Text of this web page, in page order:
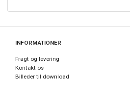
INFORMATIONER
Fragt og levering
Kontakt os
Billeder til download